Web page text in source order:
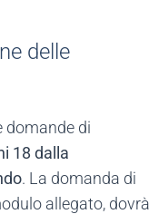
delle
domande di
18 dalla
. La domanda di
allegato, dovrà